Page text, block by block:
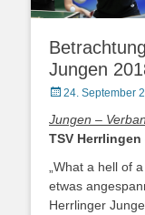
Jungen
Posted
24. September
Jungen –
TSV
„What a hell of
etwas
Herrlinger